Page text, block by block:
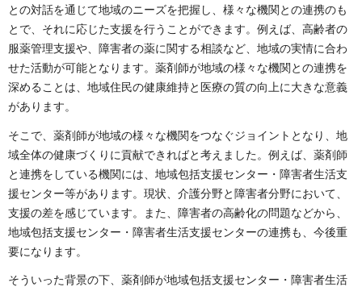
との対話を通じて地域のニーズを把握し、様々な機関との連携のも
とで、それに応じた支援を行うことができます。例えば、高齢者の
服薬管理支援や、障害者の薬に関する相談など、地域の実情に合わ
せた活動が可能となります。薬剤師が地域の様々な機関との連携を
深めることは、地域住民の健康維持と医療の質の向上に大きな意義
があります。
そこで、薬剤師が地域の様々な機関をつなぐジョイントとなり、地
域全体の健康づくりに貢献できればと考えました。例えば、薬剤師
と連携をしている機関には、地域包括支援センター・障害者生活支
援センター等があります。現状、介護分野と障害者分野において、
支援の差を感じています。また、障害者の高齢化の問題などから、
地域包括支援センター・障害者生活支援センターの連携も、今後重
要になります。
そういった背景の下、薬剤師が地域包括支援センター・障害者生活